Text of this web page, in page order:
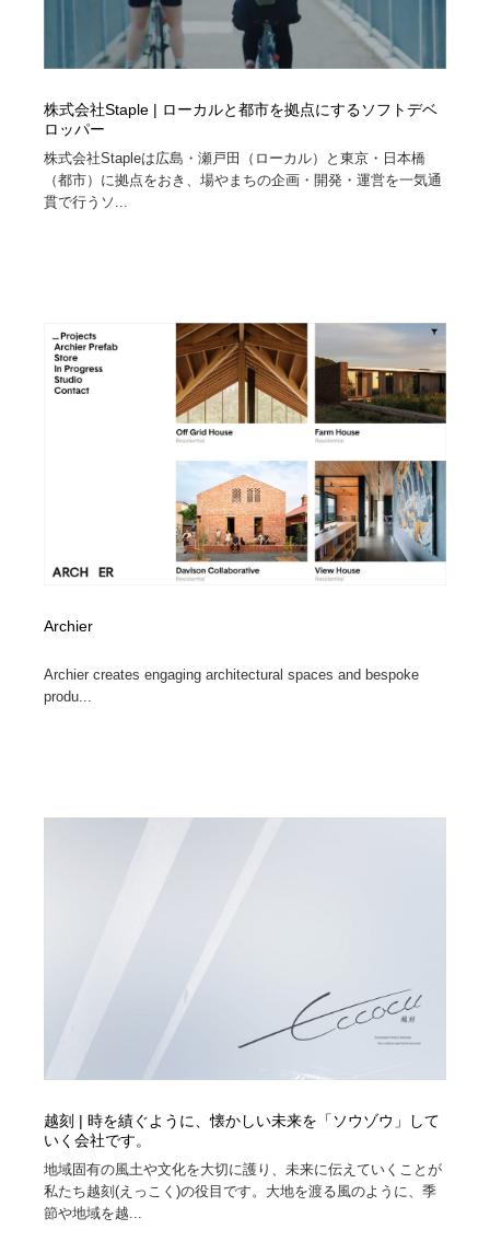
株式会社Staple | ローカルと都市を拠点にするソフトデベ
ロッパー
株式会社Stapleは広島・瀬戸田（ローカル）と東京・日本橋
（都市）に拠点をおき、場やまちの企画・開発・運営を一気通
貫で行うソ...
Archier
Archier creates engaging architectural spaces and bespoke
produ...
越刻 | 時を績ぐように、懐かしい未来を「ソウゾウ」して
いく会社です。
地域固有の風土や文化を大切に護り、未来に伝えていくことが
私たち越刻(えっこく)の役目です。大地を渡る風のように、季
節や地域を越...